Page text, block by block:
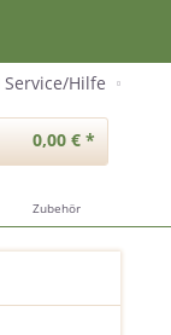
Service/Hilfe
0,00 € *
Zubehör